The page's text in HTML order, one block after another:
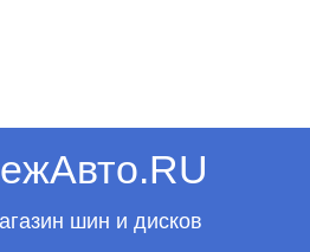
шин и дисков